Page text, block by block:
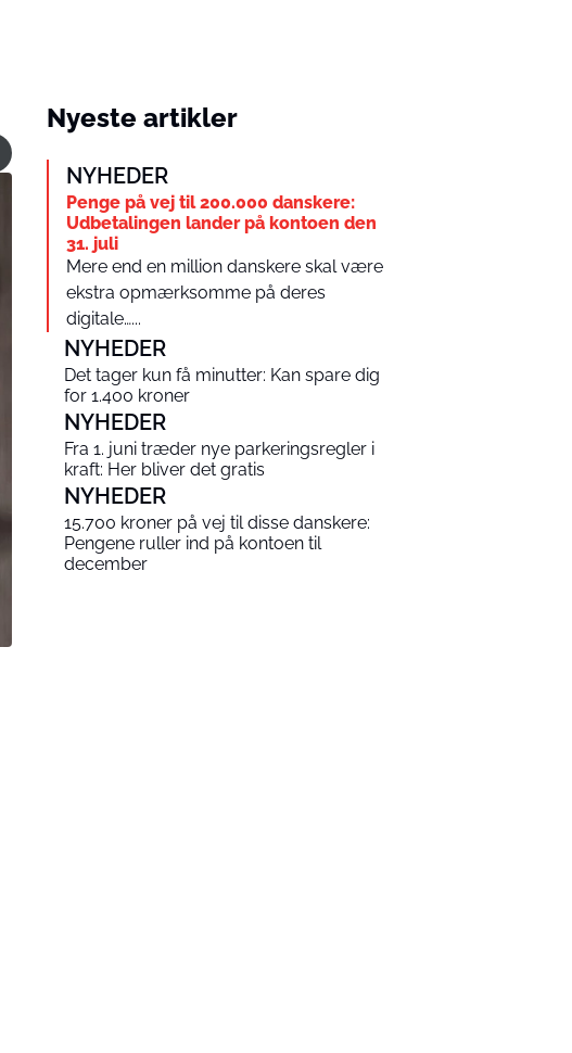
Nyeste artikler
NYHEDER
Penge på vej til 200.000 danskere:
Udbetalingen lander på kontoen den
31. juli
Mere end en million danskere skal være
ekstra opmærksomme på deres
digitale…...
NYHEDER
Det tager kun få minutter: Kan spare dig
for 1.400 kroner
NYHEDER
Fra 1. juni træder nye parkeringsregler i
kraft: Her bliver det gratis
NYHEDER
15.700 kroner på vej til disse danskere:
Pengene ruller ind på kontoen til
december